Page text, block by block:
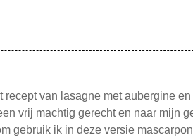
recept van lasagne met aubergine
vrij machtig gerecht en naar mijn
gebruik ik in deze versie